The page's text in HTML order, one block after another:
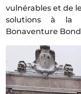
vulnérables et de
solutions à la
Bonaventure